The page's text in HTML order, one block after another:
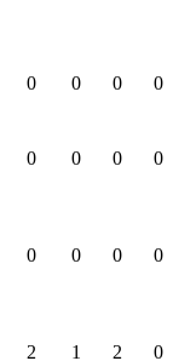
0 0 0
0
0 0 0
0
0 0 0
0
2 1 2 0